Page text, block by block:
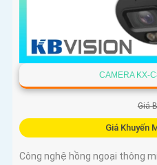
CAMERA KX-
Giá
Giá Khuyến
Công nghệ hồng ngoại thông